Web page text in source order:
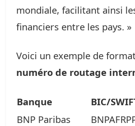
mondiale, facilitant ainsi
financiers entre les pays. »
Voici un exemple de
numéro de routage
Banque
BIC/
BNP Paribas